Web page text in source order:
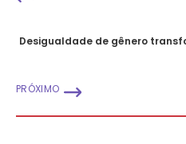
Desigualdade de gênero
PRÓXIMO